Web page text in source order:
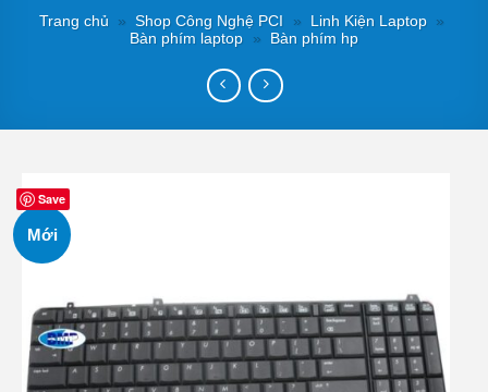
Trang chủ » Shop Công Nghệ PCI » Linh Kiện Laptop »
Bàn phím laptop
» Bàn phím hp
Save
Mới